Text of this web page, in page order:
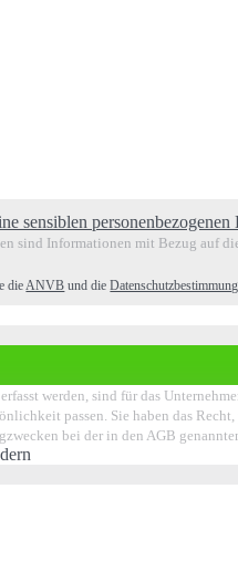
sensiblen personenbezogenen
sind Informationen mit Bezug auf
die ANVB und die
werden, sind für das
passen. Sie haben das
bei der in den AGB